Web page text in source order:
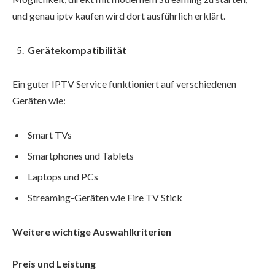
und genau iptv kaufen wird dort ausführlich erklärt.
Gerätekompatibilität
Ein guter IPTV Service funktioniert auf verschiedenen
Geräten wie:
Smart TVs
Smartphones und Tablets
Laptops und PCs
Streaming-Geräten wie Fire TV Stick
Weitere wichtige Auswahlkriterien
Preis und Leistung